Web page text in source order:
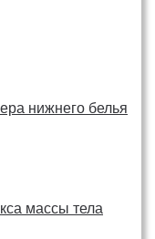
нижнего белья
массы тела